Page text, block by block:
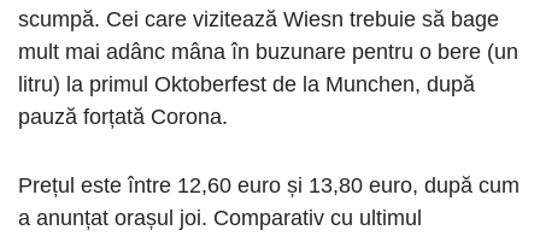
scumpă. Cei care vizitează Wiesn trebuie să bage
mult mai adânc mâna în buzunare pentru o bere (un
litru) la primul Oktoberfest de la Munchen, după
pauză forțată Corona.
Prețul este între 12,60 euro și 13,80 euro, după cum
a anunțat orașul joi. Comparativ cu ultimul